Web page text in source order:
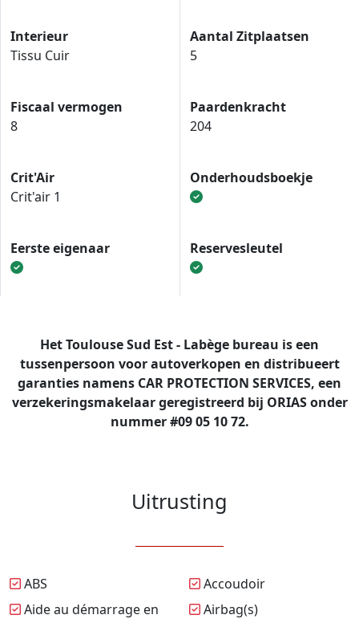
Interieur
Tissu Cuir
Aantal Zitplaatsen
5
Fiscaal vermogen
8
Paardenkracht
204
Crit'Air
Crit'air 1
Onderhoudsboekje
Eerste eigenaar Reservesleutel
Het Toulouse Sud Est - Labège bureau is een
tussenpersoon voor autoverkopen en distribueert
garanties namens CAR PROTECTION SERVICES, een
verzekeringsmakelaar geregistreerd bij ORIAS onder
nummer #09 05 10 72.
Uitrusting
ABS
Accoudoir
Aide au démarrage en
Airbag(s)